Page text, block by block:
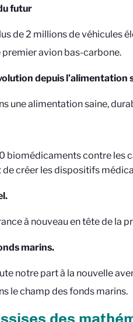
futur
de 2 millions de véhicules
premier avion bas-carbone.
depuis l’alimentation
une alimentation saine,
biomédicaments contre les
de créer les dispositifs
à nouveau en tête de la
marins.
notre part à la nouvelle
le champ des fonds marins.
des